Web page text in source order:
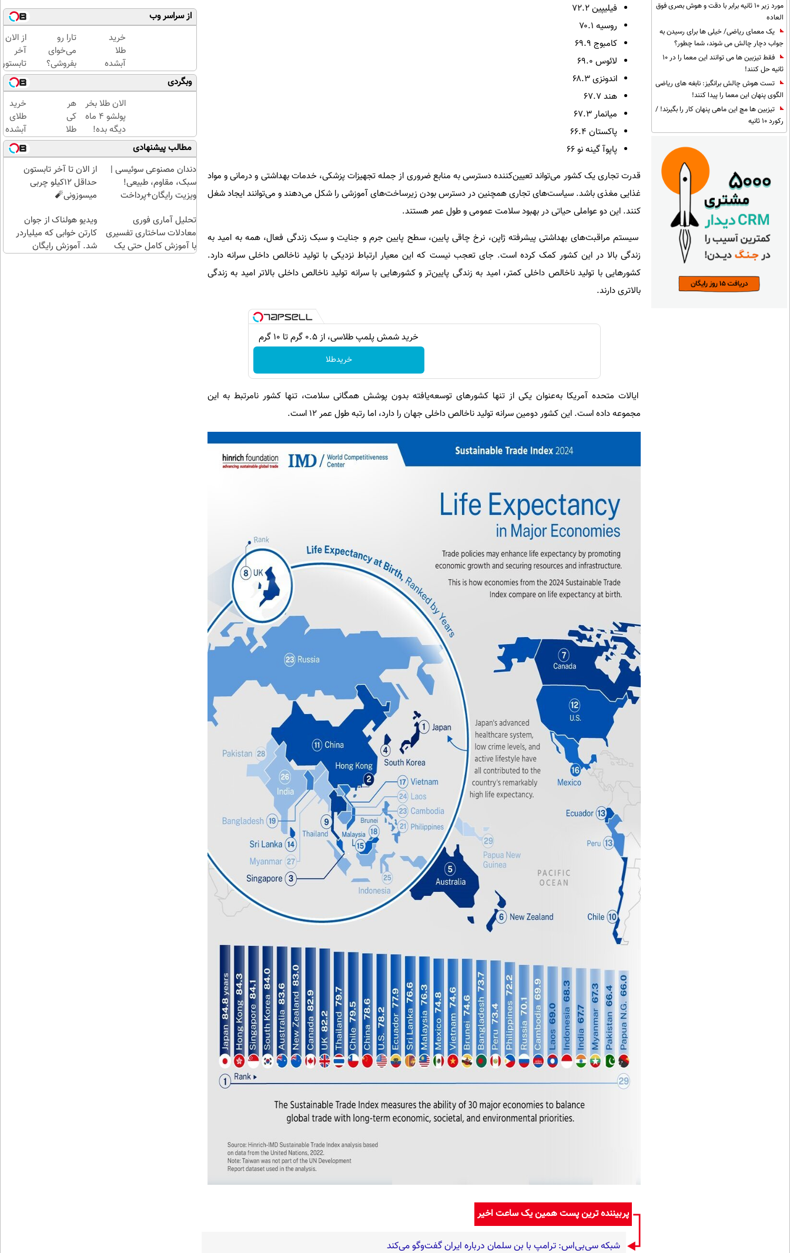
مورد زیر 10 ثانیه برابر با دقت و هوش بصری فوق
العاده
یک معمای ریاضی/ خیلی ها برای رسیدن به
جواب دچار چالش می شوند، شما چطور؟
فقط تیزبین ها می توانند این معما را در 10
ثانیه حل کنند!
تست هوش چالش برانگیز: نابغه های ریاضی
الگوی پنهان این معما را پیدا کنند!
تیزبین ها مچ این ماهی پنهان کار را بگیرند! /
رکورد 10 ثانیه
فیلیپین ۷۲.۲
روسیه ۷۰.۱
کامبوج ۶۹.۹
لائوس ۶۹.۰
اندونزی ۶۸.۳
هند ۶۷.۷
میانمار ۶۷.۳
پاکستان ۶۶.۴
پاپوآ گینه نو ۶۶
قدرت تجاری یک کشور می‌تواند تعیین‌کننده دسترسی به منابع ضروری از جمله تجهیزات پزشکی، خدمات بهداشتی و درمانی و مواد
غذایی مغذی باشد. سیاست‌های تجاری همچنین در دسترس بودن زیرساخت‌های آموزشی را شکل می‌دهند و می‌توانند ایجاد شغل
کنند. این دو عواملی حیاتی در بهبود سلامت عمومی و طول عمر هستند.
سیستم مراقبت‌های بهداشتی پیشرفته ژاپن، نرخ چاقی پایین، سطح پایین جرم و جنایت و سبک زندگی فعال، همه به امید به
زندگی بالا در این کشور کمک کرده است. جای تعجب نیست که این معیار ارتباط نزدیکی با تولید ناخالص داخلی سرانه دارد.
کشورهایی با تولید ناخالص داخلی کمتر، امید به زندگی پایین‌تر و کشورهایی با سرانه تولید ناخالص داخلی بالاتر امید به زندگی
بالاتری دارند.
خرید شمش پلمپ طلاسی، از ۰.۵ گرم تا ۱۰ گرم
خریدطلا
ایالات متحده آمریکا به‌عنوان یکی از تنها کشورهای توسعه‌یافته بدون پوشش همگانی سلامت، تنها کشور نامرتبط به این
مجموعه داده است. این کشور دومین سرانه تولید ناخالص داخلی جهان را دارد، اما رتبه طول عمر ۱۲ است.
پربیننده ترین پست همین یک ساعت اخیر
شبکه سی‌بی‌اس: ترامپ با بن سلمان درباره ایران گفت‌وگو می‌کند
از سراسر وب
خرید
طلا
آبشده
با 100
هزار
تومن
تارا رو
می‌خوای
بفروشی؟
با
خودرو۴۵
یک‌روزه
بفروشش
از الان
آخر
حداقل
12کیلو
چربی
🧨
وبگردی
الان طلا بخر
پولشو 4 ماه
دیگه بده!
سرمایه‌گذاری
طلا با اقساط
بی‌بهره
هر
کی
طلا
داره،
غم
نداره!
😊💎
(خرید
چند
کلیک)
خرید
طلای
آبشده
حتی با
۱۰۰هزارتومان
مطالب پیشنهادی
دندان مصنوعی سوئیسی |
سبک، مقاوم، طبیعی!
ویزیت رایگان+پرداخت
از الان تا آخر تابستون
حداقل 12کیلو چربی
میسوزونی🧨
تحلیل آماری فوری
معادلات ساختاری تفسیری
با آموزش کامل حتی یک
ویدیو هولناک از جوان
کارتن خوابی که میلیاردر
شد. آموزش رایگان